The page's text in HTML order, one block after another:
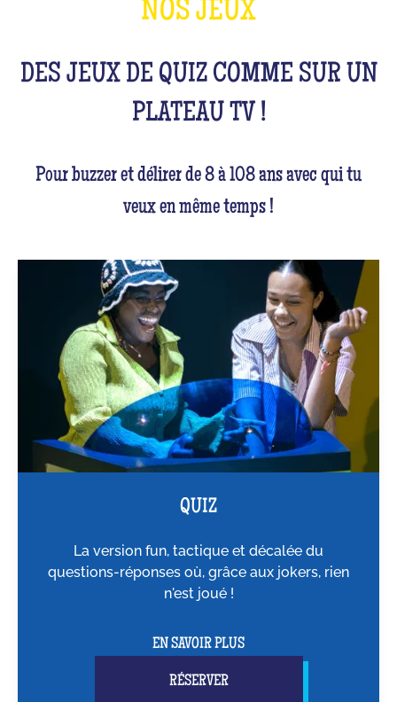
NOS JEUX
DES JEUX DE QUIZ COMME SUR UN
PLATEAU TV !
Pour buzzer et délirer de 8 à 108 ans avec qui tu
veux en même temps !
QUIZ
La version fun, tactique et décalée du
questions-réponses où, grâce aux jokers, rien
n'est joué !
EN SAVOIR PLUS
RÉSERVER